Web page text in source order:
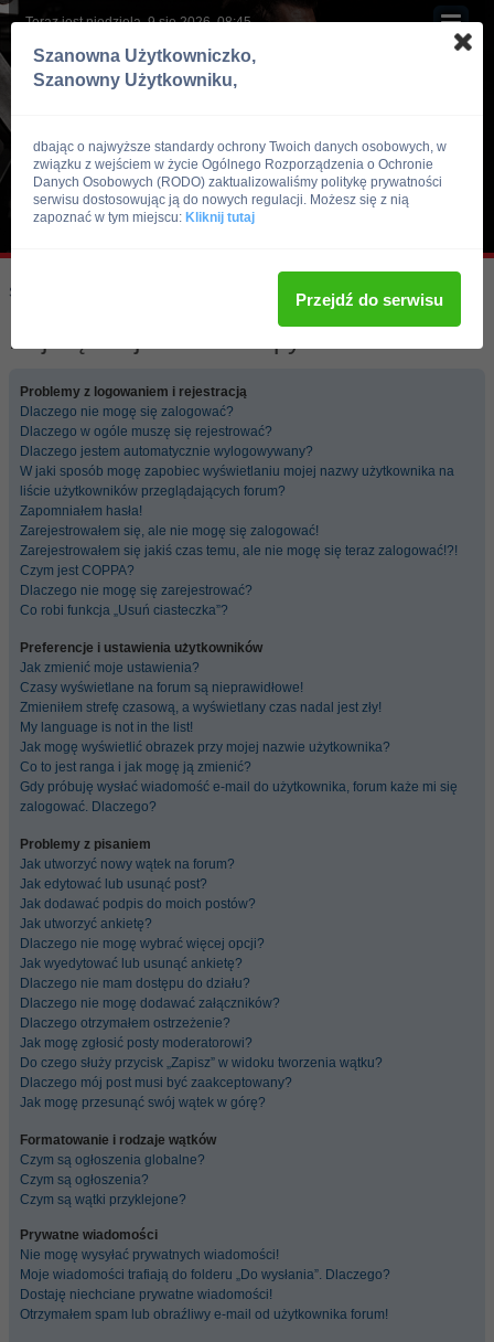
Teraz jest niedziela, 9 sie 2026, 08:45
Skocz do:
Najczęściej zadawane pytania
Problemy z logowaniem i rejestracją
Dlaczego nie mogę się zalogować?
Dlaczego w ogóle muszę się rejestrować?
Dlaczego jestem automatycznie wylogowywany?
W jaki sposób mogę zapobiec wyświetlaniu mojej nazwy użytkownika na
liście użytkowników przeglądających forum?
Zapomniałem hasła!
Zarejestrowałem się, ale nie mogę się zalogować!
Zarejestrowałem się jakiś czas temu, ale nie mogę się teraz zalogować!?!
Czym jest COPPA?
Dlaczego nie mogę się zarejestrować?
Co robi funkcja „Usuń ciasteczka”?
Preferencje i ustawienia użytkowników
Jak zmienić moje ustawienia?
Czasy wyświetlane na forum są nieprawidłowe!
Zmieniłem strefę czasową, a wyświetlany czas nadal jest zły!
My language is not in the list!
Jak mogę wyświetlić obrazek przy mojej nazwie użytkownika?
Co to jest ranga i jak mogę ją zmienić?
Gdy próbuję wysłać wiadomość e-mail do użytkownika, forum każe mi się
zalogować. Dlaczego?
Problemy z pisaniem
Jak utworzyć nowy wątek na forum?
Jak edytować lub usunąć post?
Jak dodawać podpis do moich postów?
Jak utworzyć ankietę?
Dlaczego nie mogę wybrać więcej opcji?
Jak wyedytować lub usunąć ankietę?
Dlaczego nie mam dostępu do działu?
Dlaczego nie mogę dodawać załączników?
Dlaczego otrzymałem ostrzeżenie?
Jak mogę zgłosić posty moderatorowi?
Do czego służy przycisk „Zapisz” w widoku tworzenia wątku?
Dlaczego mój post musi być zaakceptowany?
Jak mogę przesunąć swój wątek w górę?
Formatowanie i rodzaje wątków
Czym są ogłoszenia globalne?
Czym są ogłoszenia?
Czym są wątki przyklejone?
Prywatne wiadomości
Nie mogę wysyłać prywatnych wiadomości!
Moje wiadomości trafiają do folderu „Do wysłania”. Dlaczego?
Dostaję niechciane prywatne wiadomości!
Otrzymałem spam lub obraźliwy e-mail od użytkownika forum!
Szanowna Użytkowniczko,
Szanowny Użytkowniku,
dbając o najwyższe standardy ochrony Twoich danych osobowych, w
związku z wejściem w życie Ogólnego Rozporządzenia o Ochronie
Danych Osobowych (RODO) zaktualizowaliśmy politykę prywatności
serwisu dostosowując ją do nowych regulacji. Możesz się z nią
zapoznać w tym miejscu: Kliknij tutaj
Przejdź do serwisu